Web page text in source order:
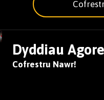
Dyddiau
Cofrestru Nawr!